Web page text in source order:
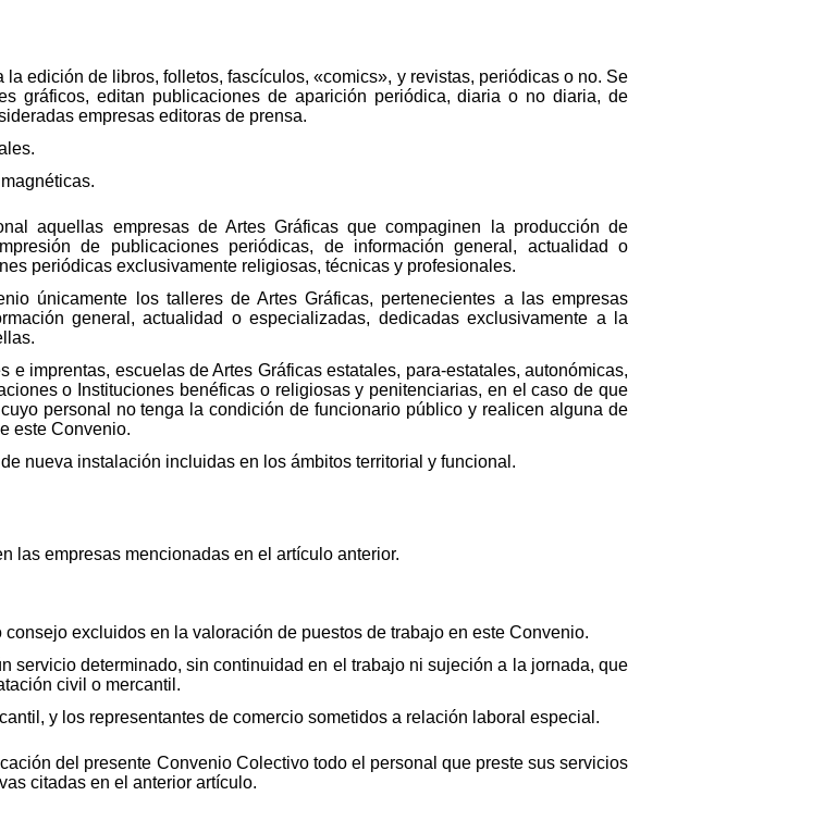
edición de libros, folletos, fascículos, «comics», y revistas, periódicas o no. Se
gráficos, editan publicaciones de aparición periódica, diaria o no diaria, de
empresas editoras de prensa.
aquellas empresas de Artes Gráficas que compaginen la producción de
de publicaciones periódicas, de información general, actualidad o
periódicas exclusivamente religiosas, técnicas y profesionales.
únicamente los talleres de Artes Gráficas, pertenecientes a las empresas
general, actualidad o especializadas, dedicadas exclusivamente a la
e imprentas, escuelas de Artes Gráficas estatales, para-estatales, autonómicas,
o Instituciones benéficas o religiosas y penitenciarias, en el caso de que
personal no tenga la condición de funcionario público y realicen alguna de
este Convenio.
nueva instalación incluidas en los ámbitos territorial y funcional.
las empresas mencionadas en el artículo anterior.
excluidos en la valoración de puestos de trabajo en este Convenio.
servicio determinado, sin continuidad en el trabajo ni sujeción a la jornada, que
civil o mercantil.
y los representantes de comercio sometidos a relación laboral especial.
del presente Convenio Colectivo todo el personal que preste sus servicios
citadas en el anterior artículo.